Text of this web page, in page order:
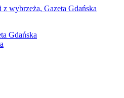
Gdańska